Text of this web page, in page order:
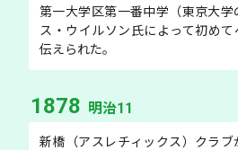
第一大学区第一番中学（東京大
ス・ウイルソン氏によって初め
伝えられた。
1878 明治11
新橋（アスレチィックス）クラブ